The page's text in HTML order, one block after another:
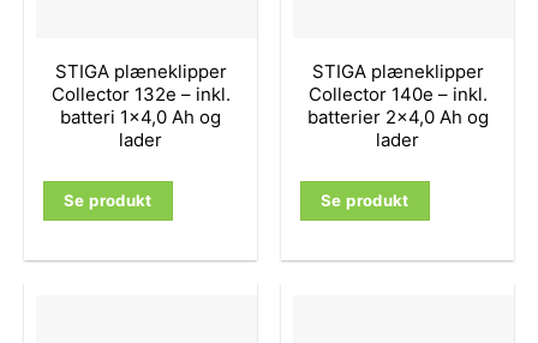
STIGA plæneklipper
Collector 132e – inkl.
batteri 1×4,0 Ah og
lader
Se produkt
STIGA plæneklipper
Collector 140e – inkl.
batterier 2×4,0 Ah og
lader
Se produkt